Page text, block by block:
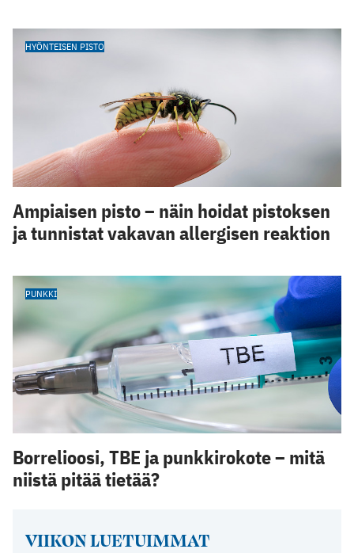
VIIKON LUETUIMMAT
HYÖNTEISEN PISTO
Ampiaisen pisto – näin hoidat pistoksen
ja tunnistat vakavan allergisen reaktion
PUNKKI
Borrelioosi, TBE ja punkkirokote – mitä
niistä pitää tietää?